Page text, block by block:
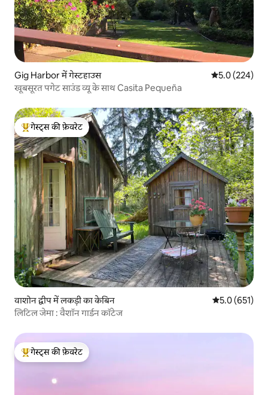
Gig Harbor में गेस्टहाउस औसत रेटिंग 5 में
5.0 (224)
खूबसूरत पगेट साउंड व्यू के साथ Casita Pequeña
गेस्ट्स का टॉप फ़ेवरेट
गेस्ट्स की फ़ेवरेट
वाशोन द्वीप में लकड़ी का केबिन औसत रेटिंग 5 में
5.0 (651)
लिटिल जेमा : वैशॉन गार्डन कॉटेज
गेस्ट्स का टॉप फ़ेवरेट
गेस्ट्स की फ़ेवरेट